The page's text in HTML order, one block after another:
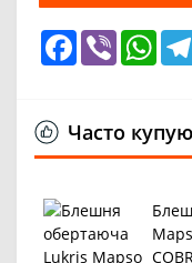
Facebook
Viber
Часто